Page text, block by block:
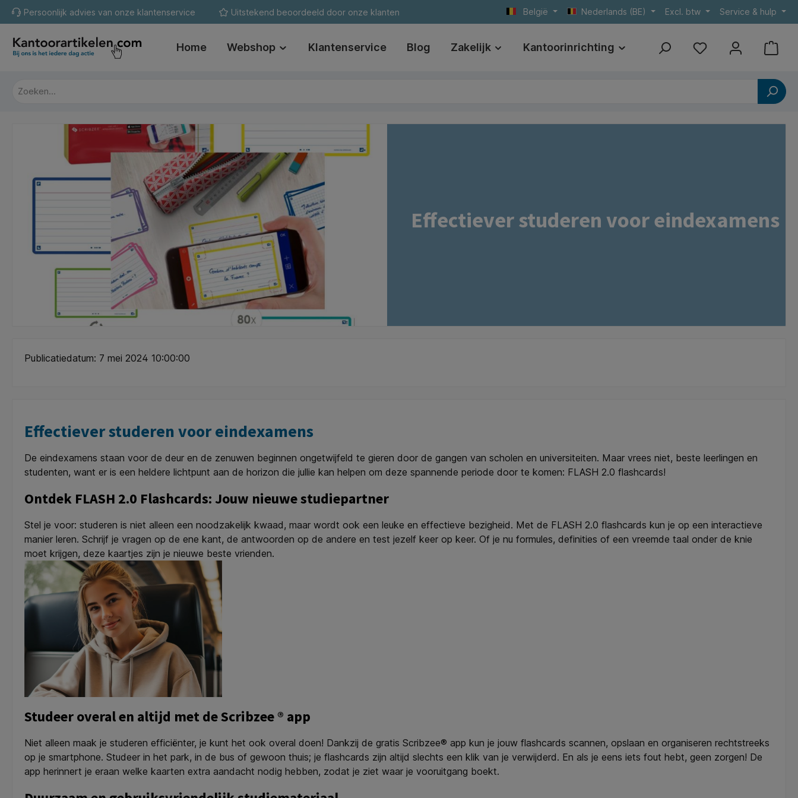
Ga naar de hoofdnavigatie
Persoonlijk advies van onze klantenservice Uitstekend beoordeeld door onze klanten België Nederlands (BE) Excl. btw Service & hulp
Home Webshop Klantenservice Blog Zakelijk Kantoorinrichting Print Referenties
Effectiever studeren voor eindexamens
Publicatiedatum: 7 mei 2024 10:00:00
Effectiever studeren voor eindexamens
De eindexamens staan voor de deur en de zenuwen beginnen ongetwijfeld te gieren door de gangen van scholen en universiteiten. Maar vrees niet, beste leerlingen en
studenten, want er is een heldere lichtpunt aan de horizon die jullie kan helpen om deze spannende periode door te komen: FLASH 2.0 flashcards!
Ontdek FLASH 2.0 Flashcards: Jouw nieuwe studiepartner
Stel je voor: studeren is niet alleen een noodzakelijk kwaad, maar wordt ook een leuke en effectieve bezigheid. Met de FLASH 2.0 flashcards kun je op een interactieve
manier leren. Schrijf je vragen op de ene kant, de antwoorden op de andere en test jezelf keer op keer. Of je nu formules, definities of een vreemde taal onder de knie
moet krijgen, deze kaartjes zijn je nieuwe beste vrienden.
Studeer overal en altijd met de Scribzee ® app
Niet alleen maak je studeren efficiënter, je kunt het ook overal doen! Dankzij de gratis Scribzee® app kun je jouw flashcards scannen, opslaan en organiseren rechtstreeks
op je smartphone. Studeer in het park, in de bus of gewoon thuis; je flashcards zijn altijd slechts een klik van je verwijderd. En als je eens iets fout hebt, geen zorgen! De
app herinnert je eraan welke kaarten extra aandacht nodig hebben, zodat je ziet waar je vooruitgang boekt.